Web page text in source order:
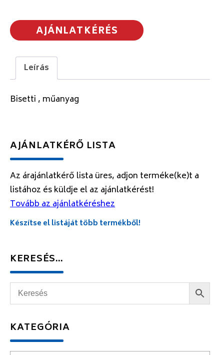
AJÁNLATKÉRÉS
Leírás
Bisetti , műanyag
AJÁNLATKÉRŐ LISTA
Az árajánlatkérő lista üres, adjon terméke(ke)t a
listához és küldje el az ajánlatkérést!
Tovább az ajánlatkéréshez
Készítse el listáját több termékből!
KERESÉS…
KATEGÓRIA